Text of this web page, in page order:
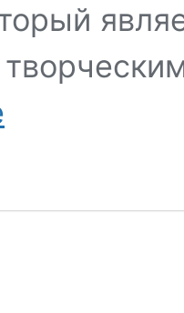
СловоНово’24